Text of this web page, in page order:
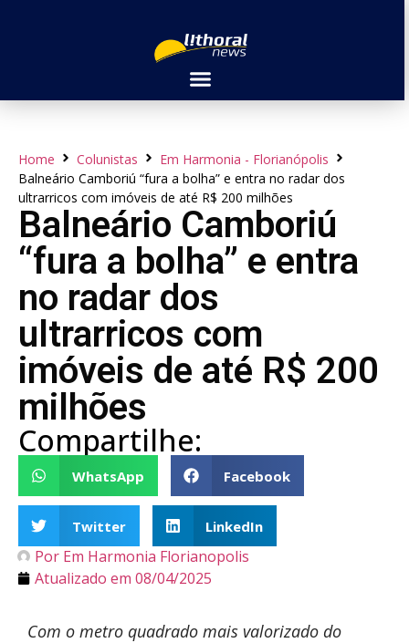
Home Colunistas
Em Harmonia - Florianópolis
Balneário Camboriú “fura a bolha” e entra no radar dos
ultrarricos com imóveis de até R$ 200 milhões
Balneário Camboriú
“fura a bolha” e entra
no radar dos
ultrarricos com
imóveis de até R$ 200
milhões
Compartilhe:
WhatsApp Facebook
Twitter LinkedIn
Por Em Harmonia Florianopolis
Atualizado em 08/04/2025
Com o metro quadrado mais valorizado do